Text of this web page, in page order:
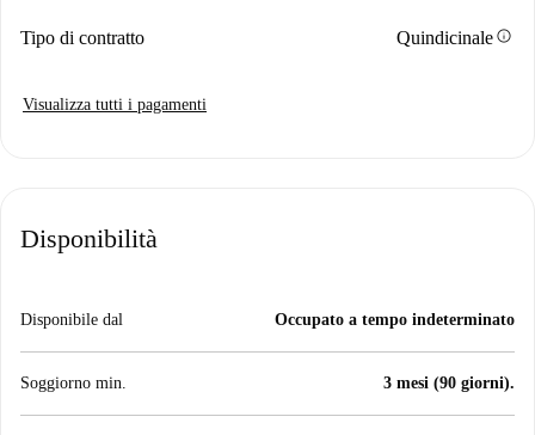
Tipo di contratto Quindicinaleinfo
Visualizza tutti i pagamenti
Disponibilità
Disponibile dal Occupato a tempo indeterminato
Soggiorno min. 3 mesi (90 giorni).